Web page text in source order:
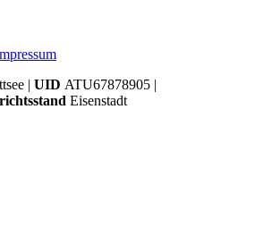
| UID ATU67878905 |
Eisenstadt